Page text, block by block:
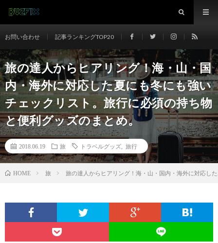
お問い合わせ 記事ランキングTOP20
旅の達人からヒアリング！海・山・国
内・海外に対応した夏にも冬にも強い
チェックリスト。旅行に必須の持ち物
と便利グッズのまとめ。
2018.06.19 旅 トラベルグッズ 旅行
HOME 旅 旅の達人からヒアリング！海・山・国内・海外に対応し